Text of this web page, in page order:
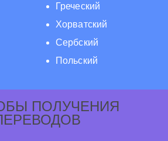
Греческий
Хорватский
Сербский
Польский
ПОЛУЧЕНИЯ